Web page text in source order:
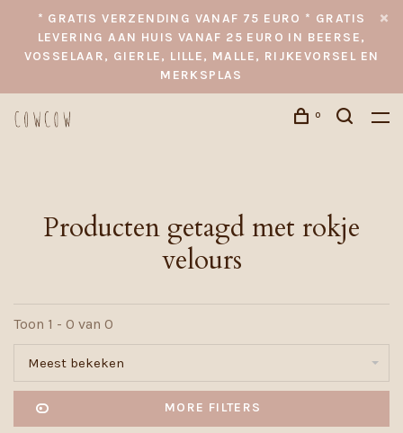
* GRATIS VERZENDING VANAF 75 EURO * GRATIS
LEVERING AAN HUIS VANAF 25 EURO IN BEERSE,
VOSSELAAR, GIERLE, LILLE, MALLE, RIJKEVORSEL EN
MERKSPLAS
0
Producten getagd met rokje
velours
Toon 1 - 0 van 0
Meest bekeken
MORE FILTERS